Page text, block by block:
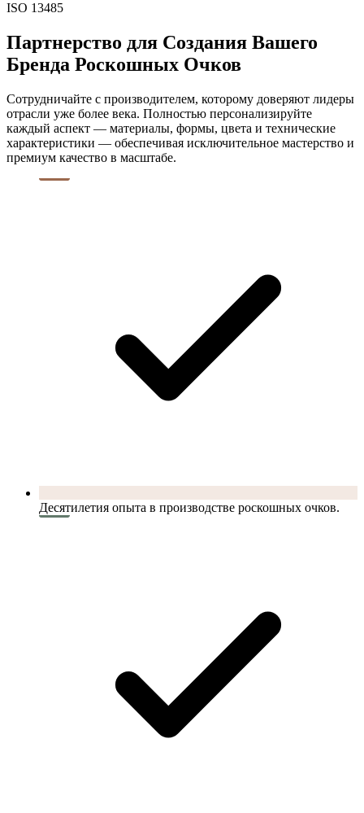
ISO 13485
Партнерство для Создания Вашего
Бренда Роскошных Очков
Сотрудничайте с производителем, которому доверяют лидеры
отрасли уже более века. Полностью персонализируйте
каждый аспект — материалы, формы, цвета и технические
характеристики — обеспечивая исключительное мастерство и
премиум качество в масштабе.
Десятилетия опыта в производстве роскошных очков.